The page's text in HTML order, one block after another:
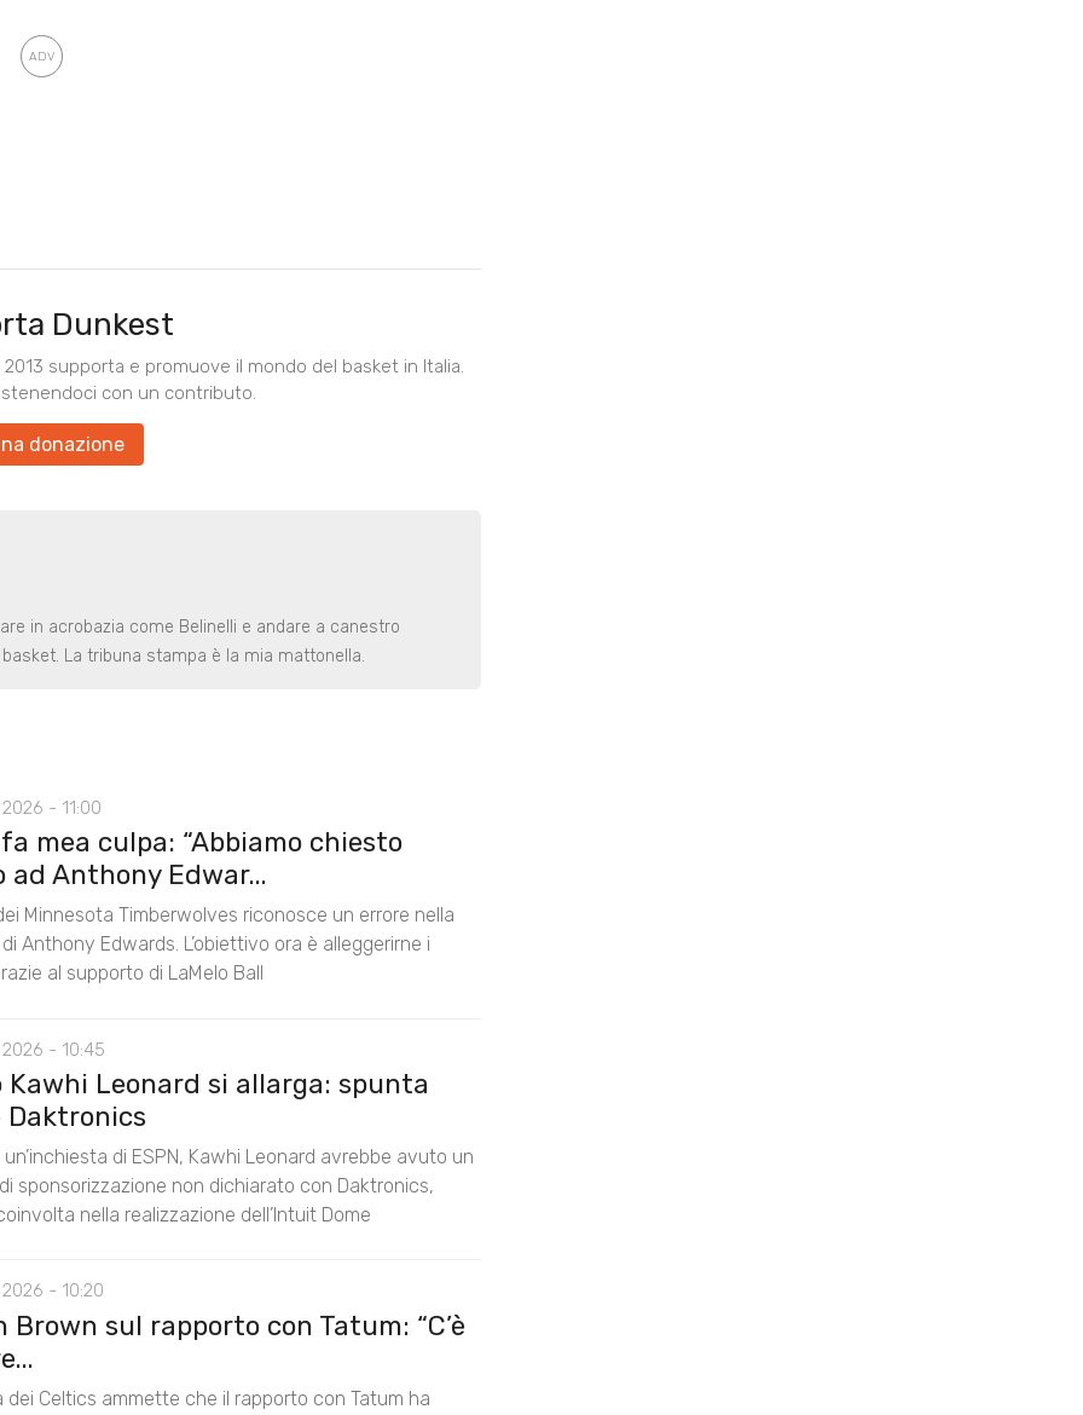
Dunkest
supporta e promuove il mondo del basket in Italia.
con un contributo.
donazione
in acrobazia come Belinelli e andare a canestro
La tribuna stampa è la mia mattonella.
- 11:00
mea culpa: “Abbiamo chiesto
ad Anthony Edwar...
Minnesota Timberwolves riconosce un errore nella
Anthony Edwards. L’obiettivo ora è alleggerirne i
al supporto di LaMelo Ball
- 10:45
Kawhi Leonard si allarga: spunta
Daktronics
di ESPN, Kawhi Leonard avrebbe avuto un
sponsorizzazione non dichiarato con Daktronics,
nella realizzazione dell’Intuit Dome
- 10:20
Brown sul rapporto con Tatum: “C’è
dei Celtics ammette che il rapporto con Tatum ha